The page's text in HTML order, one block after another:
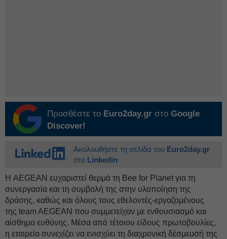
Προσθέστε το Euro2day.gr στο Google
Discover!
Ακολουθήστε τη σελίδα του Euro2day.gr
στο Linkedin
Η AEGEAN ευχαριστεί θερμά τη Bee for Planet για τη
συνεργασία και τη συμβολή της στην υλοποίηση της
δράσης, καθώς και όλους τους εθελοντές-εργαζομένους
της team AEGEAN που συμμετείχαν με ενθουσιασμό και
αίσθημα ευθύνης. Μέσα από τέτοιου είδους πρωτοβουλίες,
η εταιρεία συνεχίζει να ενισχύει τη διαχρονική δέσμευσή της